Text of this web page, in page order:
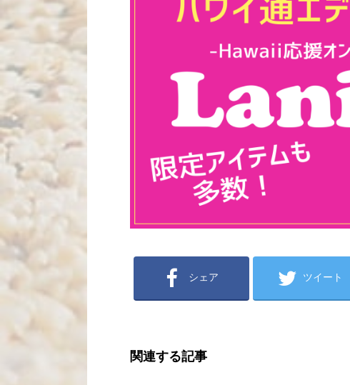
シェア ツイート
関連する記事